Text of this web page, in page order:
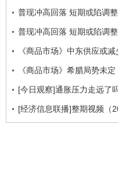
普现冲高回落 短期或陷调整
普现冲高回落 短期或陷调整
《商品市场》中东供应或
《商品市场》希腊局势未
[今日观察]通胀压力走远了
[经济信息联播]整期视频（